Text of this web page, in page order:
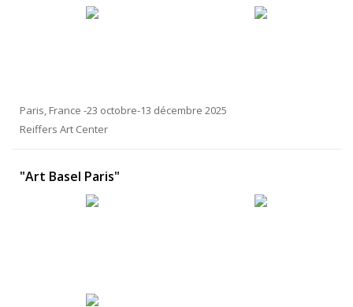
Paris, France -23 octobre-13 décembre 2025
Reiffers Art Center
"Art Basel Paris"